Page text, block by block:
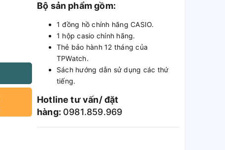
Bộ sản phẩm gồm:
1 đồng hồ chính hãng CASIO.
1 hộp casio chính hãng.
Thẻ bảo hành 12 tháng của
TPWatch.
Sách hướng dẫn sử dụng các thứ
tiếng.
Hotline tư vấn/ đặt
hàng: 0981.859.969